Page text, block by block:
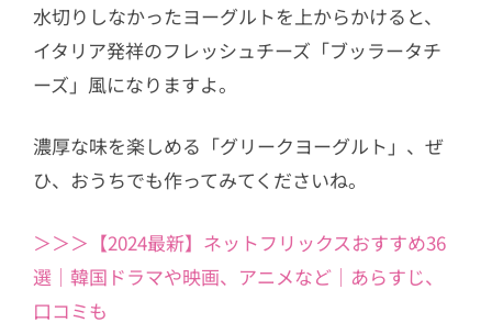
水切りしなかったヨーグルトを上からかけると、
イタリア発祥のフレッシュチーズ「ブッラータチ
ーズ」風になりますよ。
濃厚な味を楽しめる「グリークヨーグルト」、ぜ
ひ、おうちでも作ってみてくださいね。
＞＞＞【2024最新】ネットフリックスおすすめ36
選｜韓国ドラマや映画、アニメなど｜あらすじ、
口コミも